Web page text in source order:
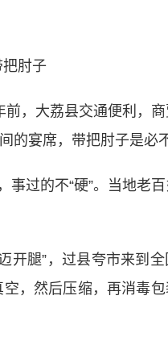
肘子
，大荔县交通便利，商
的宴席，带把肘子是必
过的不“硬”。当地老
腿”，过县夸市来到全
，然后压缩，再消毒